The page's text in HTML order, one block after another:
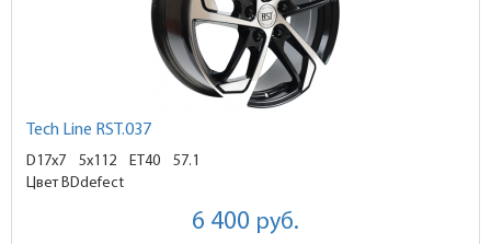
Tech Line RST.037
D17x7 5x112 ET40
57.1
Цвет BDdefect
6 400 руб.